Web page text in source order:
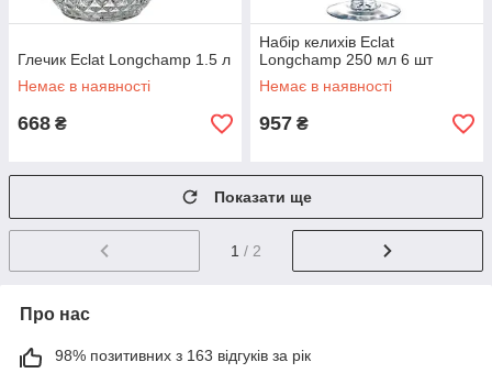
Глечик Eclat Longchamp 1.5 л
Немає в наявності
668 ₴
Набір келихів Eclat
Longchamp 250 мл 6 шт
Немає в наявності
957 ₴
Показати ще
1 / 2
Про нас
98% позитивних з 163 відгуків за рік